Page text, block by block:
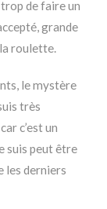
de faire un
grande
roulette.
le mystère
très
c’est un
suis peut être
les derniers